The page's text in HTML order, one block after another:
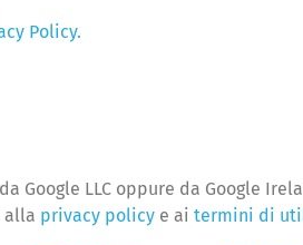
Policy.
Google LLC oppure da Google
alla privacy policy e ai termini di